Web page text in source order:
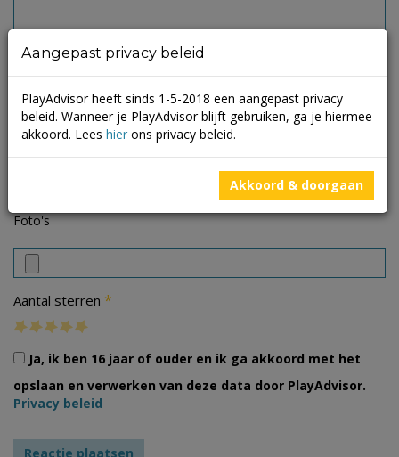
Foto's
Aantal sterren *
Ja, ik ben 16 jaar of ouder en ik ga akkoord met het
opslaan en verwerken van deze data door PlayAdvisor.
Privacy beleid
Aangepast privacy beleid
PlayAdvisor heeft sinds 1-5-2018 een aangepast privacy
beleid. Wanneer je PlayAdvisor blijft gebruiken, ga je hiermee
akkoord. Lees hier ons privacy beleid.
Akkoord & doorgaan